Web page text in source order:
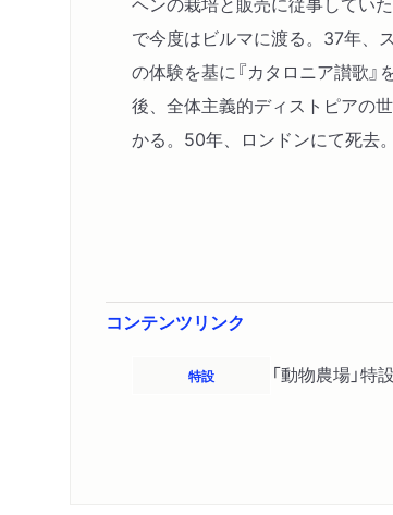
で今度はビルマに渡る。37年、
の体験を基に『カタロニア讃歌』
後、全体主義的ディストピアの
かる。50年、ロンドンにて死去。
コンテンツリンク
特設 「動物農場」特